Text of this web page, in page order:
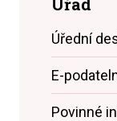
Úřední
E-
Povinné